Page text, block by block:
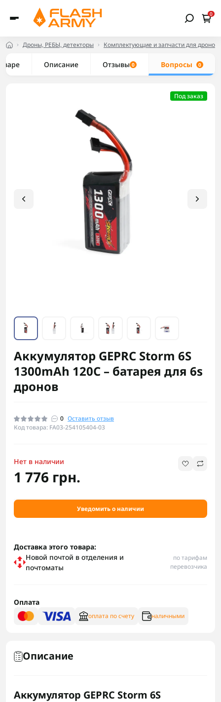
0
Дроны, РЕБЫ, детекторы Комплектующие и запчасти для дронов
Описание Отзывы 0 Вопросы 0
Под заказ
Аккумулятор GEPRC Storm 6S
1300mAh 120C – батарея для 6s
дронов
0 Оставить отзыв
Код товара: FA03-254105404-03
Нет в наличии
1 776 грн.
Уведомить о наличии
Доставка этого товара:
Новой почтой в отделения и
почтоматы
по тарифам
перевозчика
Оплата
оплата по счету наличными
Описание
Аккумулятор GEPRC Storm 6S